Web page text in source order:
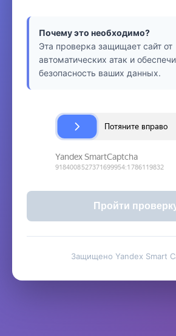
Почему это необходимо?
Эта проверка защищает сайт от
автоматических атак и
безопасность ваших данных.
Пройти
Защищено Yandex Smart